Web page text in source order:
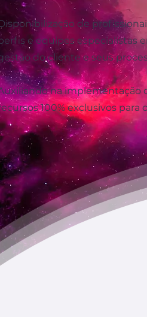
de
e equipes especialistas
do cliente e seus
na implementação
100% exclusivos para